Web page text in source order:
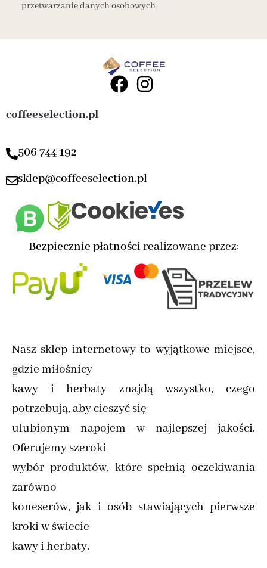
przetwarzanie danych osobowych
coffeeselection.pl
506 744 192
sklep@coffeeselection.pl
Bezpiecznie płatnościrealizowane przez:
Nasz sklep internetowy to wyjątkowe miejsce,
gdzie miłośnicy
kawy i herbaty znajdą wszystko, czego
potrzebują, aby cieszyć się
ulubionym napojem w najlepszej jakości.
Oferujemy szeroki
wybór produktów, które spełnią oczekiwania
zarówno
koneserów, jak i osób stawiających pierwsze
kroki w świecie
kawy i herbaty.